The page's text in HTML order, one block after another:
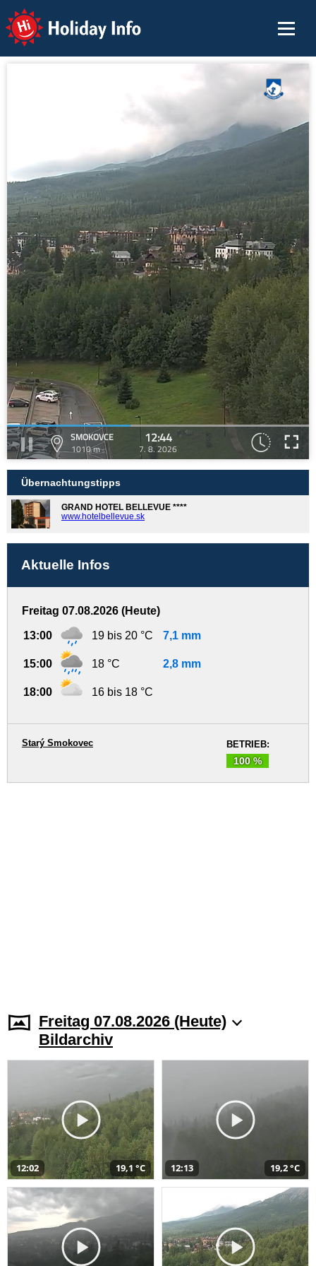
Holiday Info
SMOKOVCE
1010 m
12:44
7. 8. 2026
Übernachtungstipps
GRAND HOTEL BELLEVUE ****
www.hotelbellevue.sk
Aktuelle Infos
Freitag 07.08.2026 (Heute)
13:00 19 bis 20 °C 7,1 mm
15:00 18 °C 2,8 mm
18:00 16 bis 18 °C
BETRIEB:
100 %
Starý Smokovec
Freitag 07.08.2026 (Heute)
Bildarchiv
12:02 19,1 °C 12:13 19,2 °C